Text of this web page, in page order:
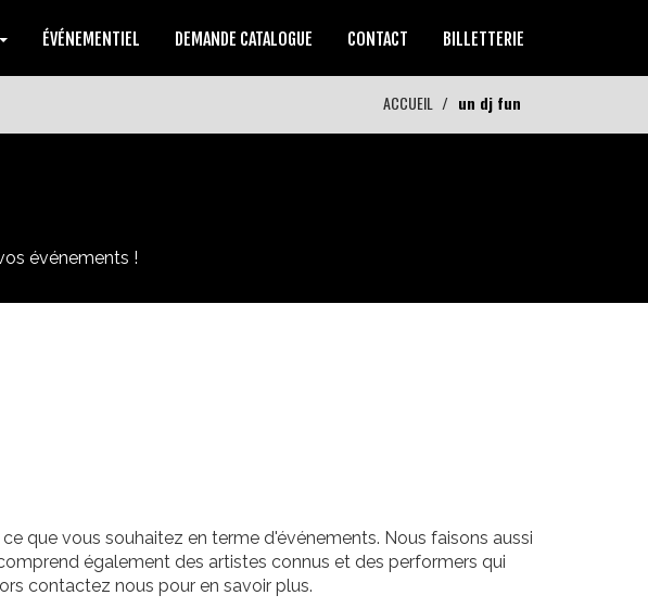
ÉVÉNEMENTIEL DEMANDE CATALOGUE CONTACT BILLETTERIE
ACCUEIL un dj fun
événements !
que vous souhaitez en terme d'événements. Nous faisons aussi
également des artistes connus et des performers qui
contactez nous pour en savoir plus.